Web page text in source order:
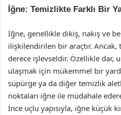
İğne: Temizlikte Farklı Bir
İğne, genellikle dikiş, nakış ve
ilişkilendirilen bir araçtır. Ancak,
derece işlevseldir. Özellikle dar,
ulaşmak için mükemmel bir
süpürge ya da diğer temizlik
noktaları iğne ile müdahale
İnce uçlu yapısıyla, iğne küçük